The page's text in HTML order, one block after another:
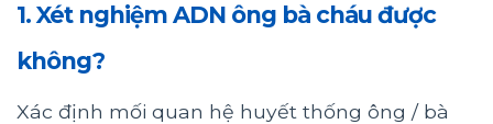
1. Xét nghiệm ADN ông bà cháu được
không?
Xác định mối quan hệ huyết thống ông / bà